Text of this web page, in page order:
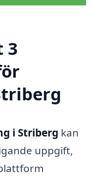
3
i Striberg kan
uppgift,